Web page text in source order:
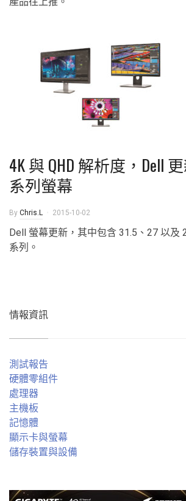
4K 與 QHD 解析度，Dell 更
系列螢幕
By Chris.L 2015-10-02
Dell 螢幕更新，其中包含 31.5、27 以及
系列。
情報資訊
測試報告
硬體零組件
處理器
主機板
記憶體
顯示卡與螢幕
儲存裝置與設備